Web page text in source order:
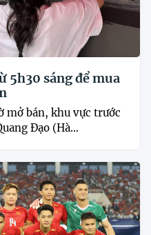
5h30 sáng để mua
mở bán, khu vực trước
Đạo (Hà...